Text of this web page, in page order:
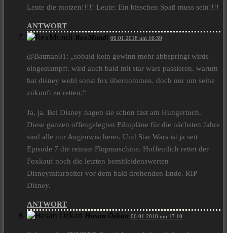
Leute die motzen!!!!! Leute: Ein bisschen Spaß muss sein!!!!
ANTWORT
RexMundi 06.01.2018 um 16:39
@Batman01: „sobald kein gewinn mehr abbspringt wirds
eingestampft. wird auch bald mit star wars passieren. warum
hat disney wohl sonst fox übernommen. doch nur um seine
zukunft zu retten.“
Ja, ja. Bei Disney nagen sie schon fast am Hungertuch.
Diese ganzen offengelegten Filmpläne für die nächsten Jahre
sind alle nur Augenwischerei. Und Star Wars ist ja seit
Episode 7 die reinste Flopmaschine. Hoffentlich rettet der
Foxkauf noch die letzten bemitleidenswerten
Disneymitarbeiter vor dem bald drohenden Ende. RIP
Disney.
ANTWORT
Hasan Özkan 06.01.2018 um 17:10